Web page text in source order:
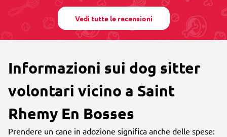
Vedi tutte le recensioni
Informazioni sui dog sitter
volontari vicino a Saint
Rhemy En Bosses
Prendere un cane in adozione significa anche delle spese: